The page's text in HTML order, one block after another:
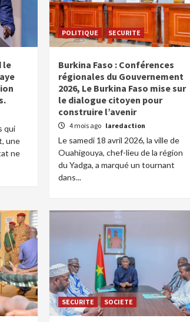
le
qui
une
ne
POLITIQUE SECURITE
Burkina Faso : Conférences
régionales du Gouvernement
2026, Le Burkina Faso mise sur
le dialogue citoyen pour
construire l’avenir
4 mois ago laredaction
Le samedi 18 avril 2026, la ville de
Ouahigouya, chef-lieu de la région
du Yadga, a marqué un tournant
dans...
SECURITE SOCIETE